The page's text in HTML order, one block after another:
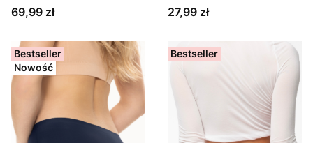
Cena
69,99 zł
Cena
27,99 zł
Bestseller
Nowość
Bestseller